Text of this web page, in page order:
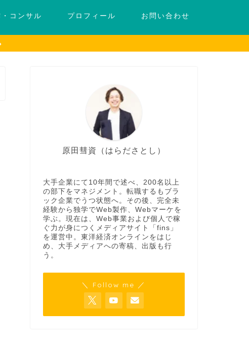
コンサル プロフィール お問い合わせ
原田彗資（はらださとし）
大手企業にて10年間で述べ、200名以上
の部下をマネジメント。転職するもブラ
ック企業でうつ状態へ。その後、完全未
経験から独学でWeb製作、Webマーケを
学ぶ。現在は、Web事業および個人で稼
ぐ力が身につくメディアサイト「fins」
を運営中。東洋経済オンラインをはじ
め、大手メディアへの寄稿、出版も行
う。
＼ Follow me ／